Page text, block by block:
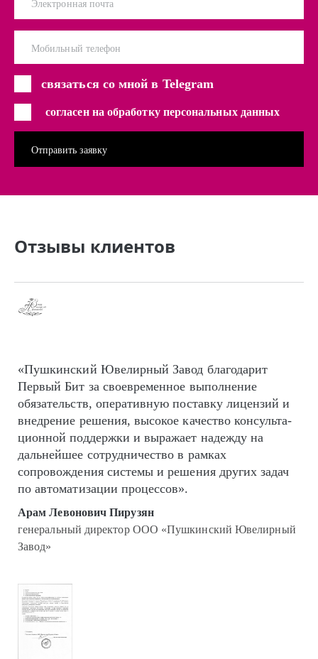
Электронная почта
Мобильный телефон
связаться со мной в Telegram
согласен на обработку персональных данных
Отзывы клиентов
«Пушкинский Ювелирный Завод благодарит
Первый Бит за своевременное выполнение
обязательств, оперативную поставку лицензий и
внедрение решения, высокое качество кон­суль­та­
цион­ной поддержки и выражает надежду на
дальнейшее сотрудничество в рамках
сопровождения системы и решения других задач
по автоматизации процессов».
Арам Левонович Пирузян
генеральный директор ООО «Пушкинский Ювелирный
Завод»